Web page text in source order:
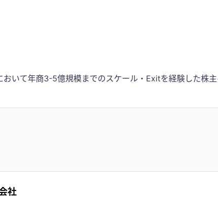
いて年商3-5億規模までのスケール・Exitを経験した株
社